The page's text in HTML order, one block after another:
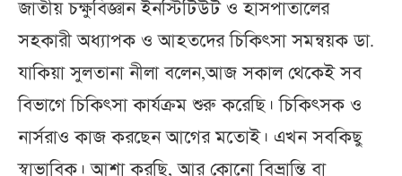
জাতীয় চক্ষুবিজ্ঞান ইনস্টিটিউট ও হাসপাতালের
সহকারী অধ্যাপক ও আহতদের চিকিৎসা সমন্বয়ক ডা.
যাকিয়া সুলতানা নীলা বলেন,আজ সকাল থেকেই সব
বিভাগে চিকিৎসা কার্যক্রম শুরু করেছি। চিকিৎসক ও
নার্সরাও কাজ করছেন আগের মতোই। এখন সবকিছু
স্বাভাবিক। আশা করছি, আর কোনো বিভ্রান্তি বা